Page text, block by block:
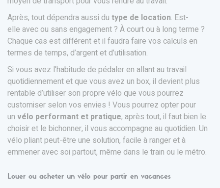
Après, tout dépendra aussi du type de location. Est-
elle avec ou sans engagement ? À court ou à long terme ?
Chaque cas est différent et il faudra faire vos calculs en
termes de temps, d’argent et d’utilisation.
Si vous avez l’habitude de pédaler en allant au travail
quotidiennement et que vous avez un box, il devient plus
rentable d’utiliser son propre vélo que vous pourrez
customiser selon vos envies ! Vous pourrez opter pour
un vélo performant et pratique, après tout, il faut bien le
choisir et le bichonner, il vous accompagne au quotidien. Un
vélo pliant peut-être une solution, facile à ranger et à
emmener avec soi partout, même dans le train ou le métro.
Louer ou acheter un vélo pour partir en vacances